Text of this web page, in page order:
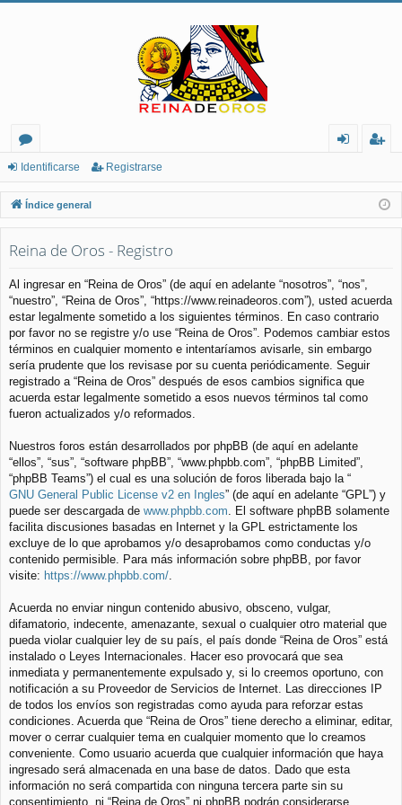
or
os
nt
ifi
rs
e
ist
ra
Identificarse Registrarse
Índice general
Reina de Oros - Registro
Al ingresar en “Reina de Oros” (de aquí en adelante “nosotros”, “nos”,
“nuestro”, “Reina de Oros”, “https://www.reinadeoros.com”), usted acuerda
estar legalmente sometido a los siguientes términos. En caso contrario
por favor no se registre y/o use “Reina de Oros”. Podemos cambiar estos
términos en cualquier momento e intentaríamos avisarle, sin embargo
sería prudente que los revisase por su cuenta periódicamente. Seguir
registrado a “Reina de Oros” después de esos cambios significa que
acuerda estar legalmente sometido a esos nuevos términos tal como
fueron actualizados y/o reformados.
Nuestros foros están desarrollados por phpBB (de aquí en adelante
“ellos”, “sus”, “software phpBB”, “www.phpbb.com”, “phpBB Limited”,
“phpBB Teams”) el cual es una solución de foros liberada bajo la “
GNU General Public License v2 en Ingles” (de aquí en adelante “GPL”) y
puede ser descargada de www.phpbb.com . El software phpBB solamente
facilita discusiones basadas en Internet y la GPL estrictamente los
excluye de lo que aprobamos y/o desaprobamos como conductas y/o
contenido permisible. Para más información sobre phpBB, por favor
visite: https://www.phpbb.com/
Acuerda no enviar ningun contenido abusivo, obsceno, vulgar,
difamatorio, indecente, amenazante, sexual o cualquier otro material que
pueda violar cualquier ley de su país, el país donde “Reina de Oros” está
instalado o Leyes Internacionales. Hacer eso provocará que sea
inmediata y permanentemente expulsado y, si lo creemos oportuno, con
notificación a su Proveedor de Servicios de Internet. Las direcciones IP
de todos los envíos son registradas como ayuda para reforzar estas
condiciones. Acuerda que “Reina de Oros” tiene derecho a eliminar, editar,
mover o cerrar cualquier tema en cualquier momento que lo creamos
conveniente. Como usuario acuerda que cualquier información que haya
ingresado será almacenada en una base de datos. Dado que esta
información no será compartida con ninguna tercera parte sin su
consentimiento, ni “Reina de Oros” ni phpBB podrán considerarse